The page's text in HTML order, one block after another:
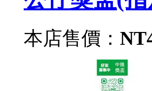
本店售價：